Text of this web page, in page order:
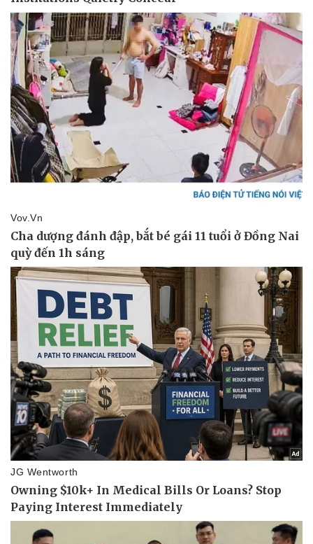
Pháp luật
Vụ án
Tin nóng
Quân sự - Quốc phòng
Vũ khí